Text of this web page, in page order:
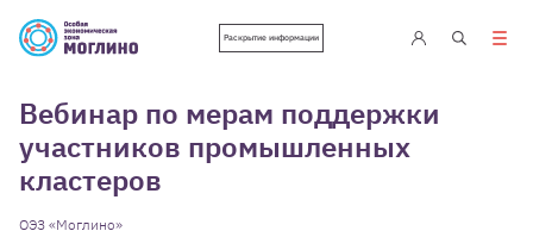
Раскрытие информации
Вебинар по мерам поддержки
участников промышленных
кластеров
ОЭЗ «Моглино»